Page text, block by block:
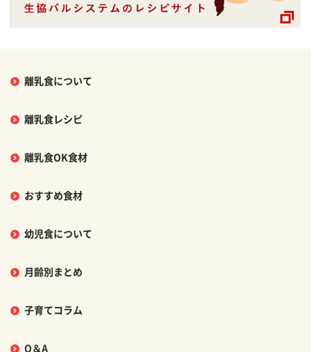
離乳食について
離乳食レシピ
離乳食OK食材
おすすめ食材
幼児食について
月齢別まとめ
子育てコラム
Q＆A